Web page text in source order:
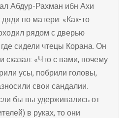
Абдур-Рахман ибн Ахи
по матери: «Как-то
рядом с дверью
сидели чтецы Корана. Он
сказал: «Что с вами, почему
усы, побрили головы,
свои сандалии.
бы вы удерживались от
в руках, то они